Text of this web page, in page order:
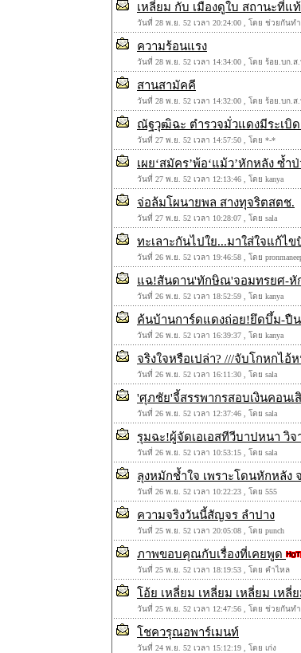
เหลี่ยม กับ เมืองดูใบ สถานะที่แ
วันที่ 28 พ.ย. 52 เวลา 20:24:00 , โดย ช่วยกัน
ความร้อนแรง
วันที่ 28 พ.ย. 52 เวลา 14:34:00 , โดย ร้อย.บก.
สานสามัคคี
วันที่ 28 พ.ย. 52 เวลา 14:32:00 , โดย ร้อย.บก.
ณัฐวุฒิฉะ ตำรวจมั่วแดงมีระเบิ
วันที่ 27 พ.ย. 52 เวลา 14:57:50 , โดย *-*
เผย‘สมัคร’พ้อ‘แม้ว’หักหลัง ซ้ำ
วันที่ 27 พ.ย. 52 เวลา 12:13:46 , โดย kanya
จ่อล้มโผนายพล สางทุจริตสตช.
วันที่ 27 พ.ย. 52 เวลา 10:28:07 , โดย sala
ทะเลาะกันไปใย...มาใส่ใจแก้
วันที่ 26 พ.ย. 52 เวลา 19:46:58 , โดย
แฉ!สันดาน'ทักษิณ'จอมทรยศ-หั
วันที่ 26 พ.ย. 52 เวลา 18:52:59 , โดย kanya
ค้นบ้านการ์ดแดงถ่อย!ยึดบึ้ม-ปื
วันที่ 26 พ.ย. 52 เวลา 16:39:37 , โดย kanya
จริงใจหรือเปล่า? ///จับโกหกไอ้
วันที่ 26 พ.ย. 52 เวลา 16:11:30 , โดย sala
'ศุภชัย'จี้สรรพากรสอบเงินคอน
วันที่ 26 พ.ย. 52 เวลา 12:37:46 , โดย sala
รุมฉะ!ผู้จัดเอเอสทีวีบาปหนา วิ
วันที่ 26 พ.ย. 52 เวลา 10:53:15 , โดย sala
ลุงหมักช้ำใจ เพราะโดนหักหลัง
วันที่ 26 พ.ย. 52 เวลา 10:22:23 , โดย 555
ความจริงวันนี้สัญจร ลำปาง
วันที่ 25 พ.ย. 52 เวลา 20:05:08 , โดย punch
ภาพขอบคุณกับเรื่องที่เคยพูด
วันที่ 25 พ.ย. 52 เวลา 18:19:53 , โดย คำไหล
โอ้ย เหลี่ยม เหลี่ยม เหลี่ยม เหลี่
วันที่ 25 พ.ย. 52 เวลา 12:47:56 , โดย ช่วยกัน
โชควรุณอพาร์เมนท์
วันที่ 24 พ.ย. 52 เวลา 15:12:19 , โดย เก่ง